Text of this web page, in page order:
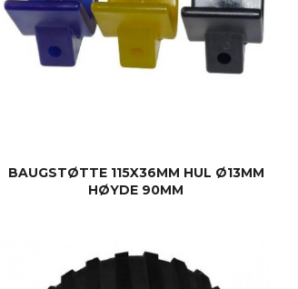
BAUGSTØTTE 115X36MM HUL Ø13MM
HØYDE 90MM